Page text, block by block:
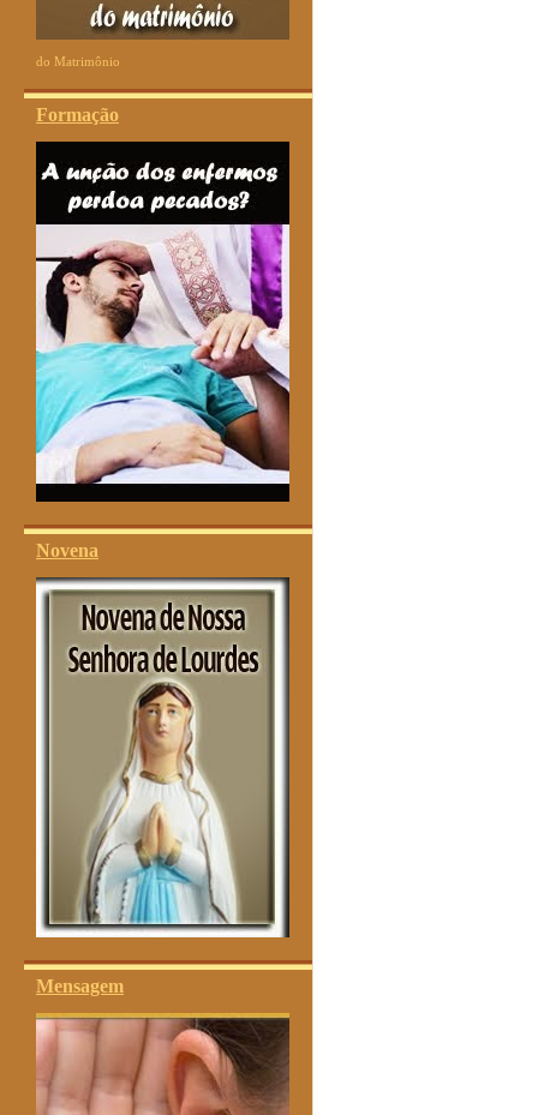
do Matrimônio
Formação
Novena
Mensagem